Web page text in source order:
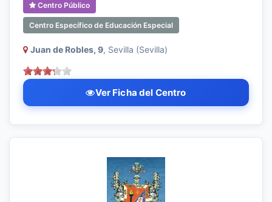
Centro Público
Centro Específico de Educación Especial
Juan de Robles, 9, Sevilla (Sevilla)
Ver Ficha del Centro